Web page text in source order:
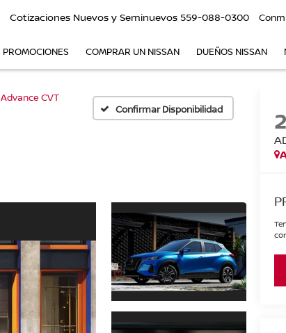
Cotizaciones Nuevos y Seminuevos 559-088-0300
PROMOCIONES COMPRAR UN NISSAN DUEÑOS NISSAN
Advance CVT
Confirmar Disponibilidad